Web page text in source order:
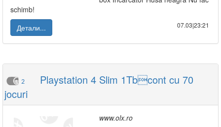
schimb!
Детали...
07.03|23:21
2
Playstation 4 Slim 1Tbcont cu 70
jocuri
www.olx.ro